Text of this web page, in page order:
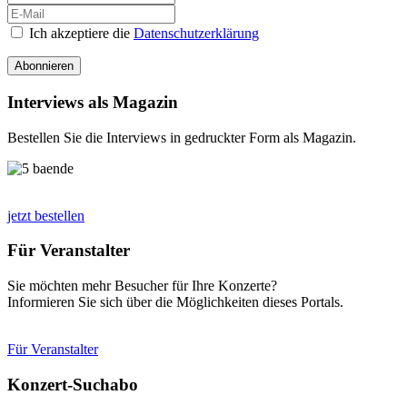
Ich akzeptiere die Datenschutzerklärung
Abonnieren
Interviews als Magazin
Bestellen Sie die Interviews in gedruckter Form als Magazin.
jetzt bestellen
Für Veranstalter
Sie möchten mehr Besucher für Ihre Konzerte?
Informieren Sie sich über die Möglichkeiten dieses Portals.
Für Veranstalter
Konzert-Suchabo